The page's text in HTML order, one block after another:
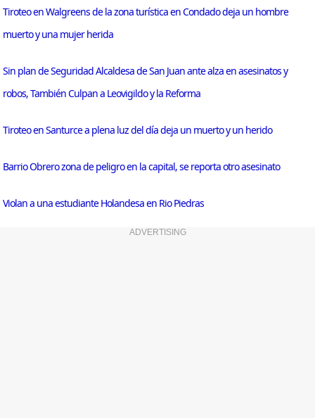
Tiroteo en Walgreens de la zona turística en Condado deja un hombre
muerto y una mujer herida
Sin plan de Seguridad Alcaldesa de San Juan ante alza en asesinatos y
robos, También Culpan a Leovigildo y la Reforma
Tiroteo en Santurce a plena luz del día deja un muerto y un herido
Barrio Obrero zona de peligro en la capital, se reporta otro asesinato
Violan a una estudiante Holandesa en Rio Piedras
ADVERTISING